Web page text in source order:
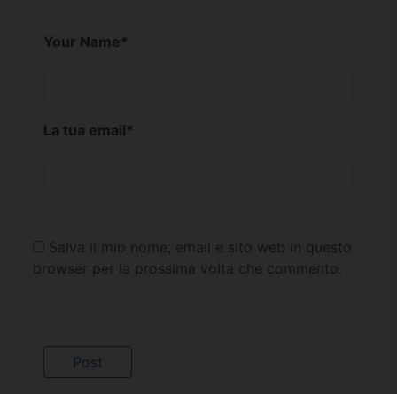
Your Name*
La tua email*
Salva il mio nome, email e sito web in questo
browser per la prossima volta che commento.